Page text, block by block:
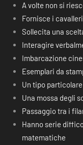
A volte non si
Fornisce i
Sollecita una
Interagire
Imbarcazione
Esemplari da
Un tipo
Una mossa degli
Passaggio tra i
Hanno serie
matematiche